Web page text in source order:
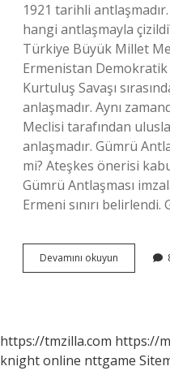
1921 tarihli
hangi antlaşmayla
Türkiye Büyük Millet
Ermenistan
Kurtuluş Savaşı
anlaşmadır. Aynı
Meclisi tarafından
anlaşmadır. Gümrü
mi? Ateşkes önerisi
Gümrü Antlaşması
Ermeni sınırı
Devamını okuyun
Moskova
Sınırlarımız
https://tmzilla.com https://
knight online nttgame